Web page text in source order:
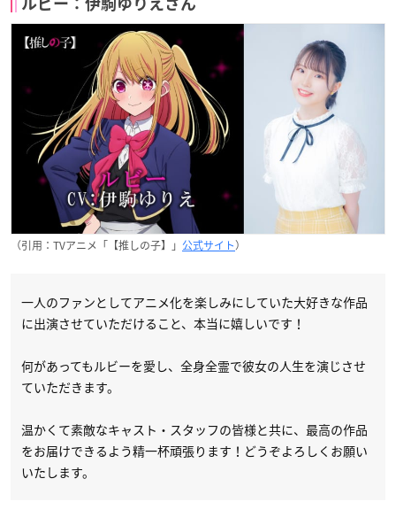
ルビー：伊駒ゆりえさん
（引用：TVアニメ「【推しの子】」 公式サイト）
一人のファンとしてアニメ化を楽しみにしていた大好きな作品
に出演させていただけること、本当に嬉しいです！
何があってもルビーを愛し、全身全霊で彼女の人生を演じさせ
ていただきます。
温かくて素敵なキャスト・スタッフの皆様と共に、最高の作品
をお届けできるよう精一杯頑張ります！どうぞよろしくお願い
いたします。